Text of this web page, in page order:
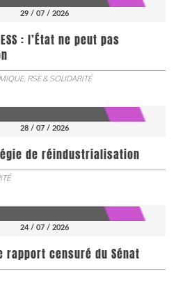
29 / 07 / 2026
: l’État ne peut pas
RSE & SOLIDARITÉ
28 / 07 / 2026
de réindustrialisation
24 / 07 / 2026
censuré du Sénat